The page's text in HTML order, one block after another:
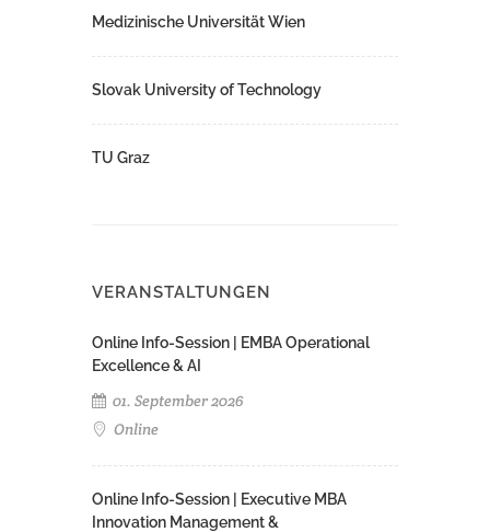
Medizinische Universität Wien
Slovak University of Technology
TU Graz
VERANSTALTUNGEN
Online Info-Session | EMBA Operational
Excellence & AI
01. September 2026
Online
Online Info-Session | Executive MBA
Innovation Management &